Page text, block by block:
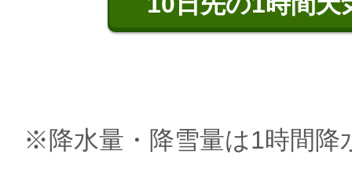
※降水量・降雪量は1時間降